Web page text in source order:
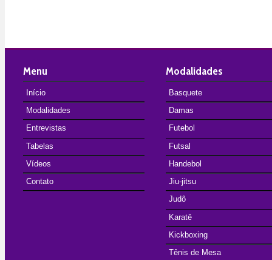
Menu
Início
Modalidades
Entrevistas
Tabelas
Vídeos
Contato
Modalidades
Basquete
Damas
Futebol
Futsal
Handebol
Jiu-jitsu
Judô
Karatê
Kickboxing
Tênis de Mesa